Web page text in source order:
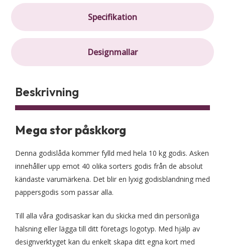
Specifikation
Designmallar
Beskrivning
Mega stor påskkorg
Denna godislåda kommer fylld med hela 10 kg godis. Asken
innehåller upp emot 40 olika sorters godis från de absolut
kändaste varumärkena. Det blir en lyxig godisblandning med
pappersgodis som passar alla.
Till alla våra godisaskar kan du skicka med din personliga
hälsning eller lägga till ditt företags logotyp. Med hjälp av
designverktyget kan du enkelt skapa ditt egna kort med